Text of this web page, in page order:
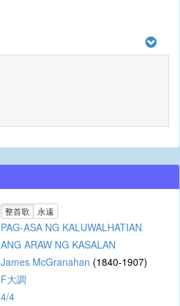
整首歌 永遠
PAG-ASA NG KALUWALHATIAN
ANG ARAW NG KASALAN
James McGranahan (1840-1907)
F大調
4/4